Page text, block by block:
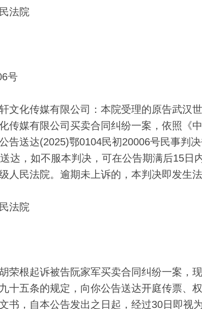
法院
号
化传媒有限公司：本院受理的原告武汉
传媒有限公司买卖合同纠纷一案，依照《
告送达(2025)鄂0104民初20006号民事判
达，如不服本判决，可在公告期满后15日
人民法院。逾期未上诉的，本判决即发生法
法院
根起诉被告阮家军买卖合同纠纷一案，
十五条的规定，向你公告送达开庭传票、
书，自本公告发出之日起，经过30日即视